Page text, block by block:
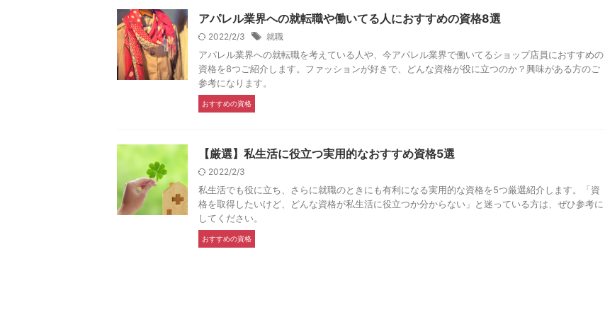
アパレル業界への就転職や働いてる人におすすめの資格8選
2022/2/3 就職
アパレル業界への就転職を考えている人や、今アパレル業界で働いてるショップ店員におすすめの
資格を8つご紹介します。ファッションが好きで、どんな資格が役に立つのか？興味がある方のご
参考になります。
おすすめの資格
【厳選】私生活に役立つ実用的なおすすめ資格5選
2022/2/3
私生活でも役に立ち、さらに就職のときにも有利になる実用的な資格を5つ厳選紹介します。「資
格を取得したいけど、どんな資格が私生活に役立つか分からない」と迷っている方は、ぜひ参考に
してください。
おすすめの資格